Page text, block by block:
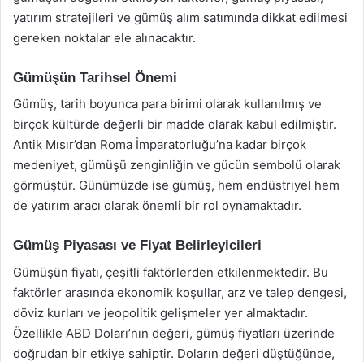
yatırım stratejileri ve gümüş alım satımında dikkat edilmesi
gereken noktalar ele alınacaktır.
Gümüşün Tarihsel Önemi
Gümüş, tarih boyunca para birimi olarak kullanılmış ve
birçok kültürde değerli bir madde olarak kabul edilmiştir.
Antik Mısır’dan Roma İmparatorluğu’na kadar birçok
medeniyet, gümüşü zenginliğin ve gücün sembolü olarak
görmüştür. Günümüzde ise gümüş, hem endüstriyel hem
de yatırım aracı olarak önemli bir rol oynamaktadır.
Gümüş Piyasası ve Fiyat Belirleyicileri
Gümüşün fiyatı, çeşitli faktörlerden etkilenmektedir. Bu
faktörler arasında ekonomik koşullar, arz ve talep dengesi,
döviz kurları ve jeopolitik gelişmeler yer almaktadır.
Özellikle ABD Doları’nın değeri, gümüş fiyatları üzerinde
doğrudan bir etkiye sahiptir. Doların değeri düştüğünde,